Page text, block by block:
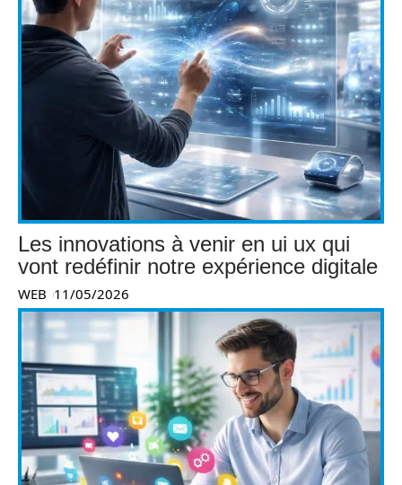
Les innovations à venir en ui ux qui
vont redéfinir notre expérience digitale
WEB 11/05/2026